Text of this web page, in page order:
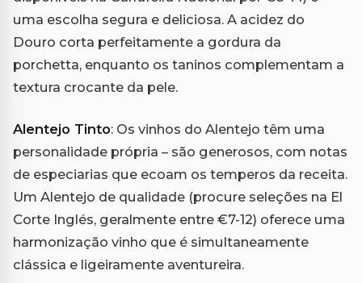
uma escolha segura e deliciosa. A acidez do
Douro corta perfeitamente a gordura da
porchetta, enquanto os taninos complementam a
textura crocante da pele.
Alentejo Tinto: Os vinhos do Alentejo têm uma
personalidade própria – são generosos, com notas
de especiarias que ecoam os temperos da receita.
Um Alentejo de qualidade (procure seleções na El
Corte Inglés, geralmente entre €7-12) oferece uma
harmonização vinho que é simultaneamente
clássica e ligeiramente aventureira.